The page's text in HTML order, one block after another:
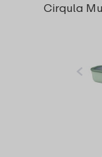
Cirqula